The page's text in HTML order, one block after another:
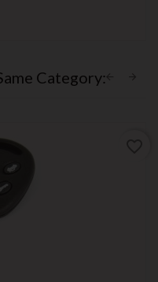
Category: